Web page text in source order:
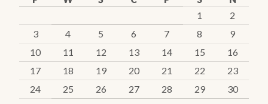
1
2
3
4 5 6 7 8
9
10
11 12 13 14 15
16
17
18 19 20 21 22
23
24
25 26 27 28 29
30